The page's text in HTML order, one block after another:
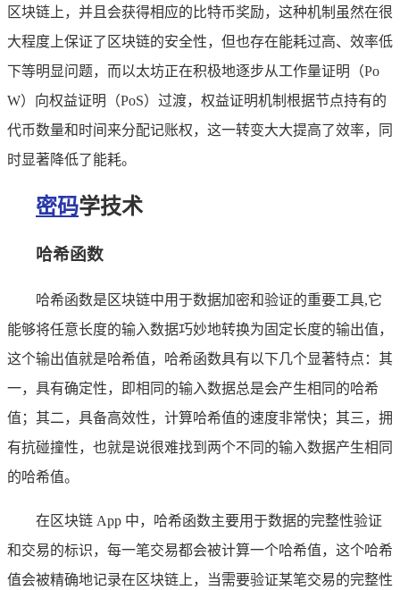
区块链上，并且会获得相应的比特币奖励，这种机制虽然在很
大程度上保证了区块链的安全性，但也存在能耗过高、效率低
下等明显问题，而以太坊正在积极地逐步从工作量证明（Po
W）向权益证明（PoS）过渡，权益证明机制根据节点持有的
代币数量和时间来分配记账权，这一转变大大提高了效率，同
时显著降低了能耗。
密码学技术
哈希函数
哈希函数是区块链中用于数据加密和验证的重要工具,它
能够将任意长度的输入数据巧妙地转换为固定长度的输出值，
这个输出值就是哈希值，哈希函数具有以下几个显著特点：其
一，具有确定性，即相同的输入数据总是会产生相同的哈希
值；其二，具备高效性，计算哈希值的速度非常快；其三，拥
有抗碰撞性，也就是说很难找到两个不同的输入数据产生相同
的哈希值。
在区块链 App 中，哈希函数主要用于数据的完整性验证
和交易的标识，每一笔交易都会被计算一个哈希值，这个哈希
值会被精确地记录在区块链上，当需要验证某笔交易的完整性